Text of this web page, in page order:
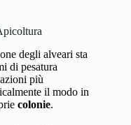
degli alveari sta
di pesatura
più
il modo in
colonie.